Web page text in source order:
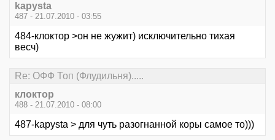
kapysta
487 - 21.07.2010 - 03:55
484-клоктор >он не жужит) исключительно тихая
весч)
Re: ОФФ Топ (Флудильня).....
клоктор
488 - 21.07.2010 - 08:00
487-kapysta > для чуть разогнанной коры самое то)))